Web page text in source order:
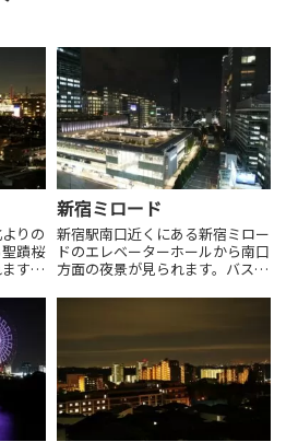
りの
蹟桜
す。
新宿ミロード
新宿駅南口近くにある新宿ミロー
ドのエレベーターホールから南口
方面の夜景が見られます。バスタ
す。